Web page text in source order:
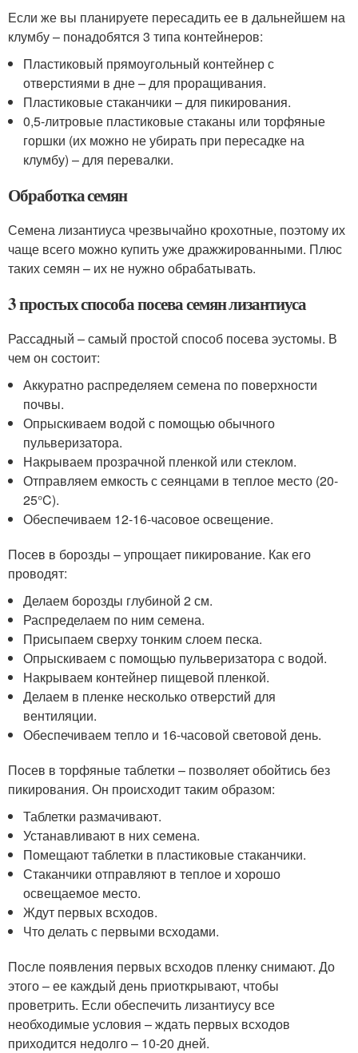
Если же вы планируете пересадить ее в дальнейшем на
клумбу – понадобятся 3 типа контейнеров:
Пластиковый прямоугольный контейнер с
отверстиями в дне – для проращивания.
Пластиковые стаканчики – для пикирования.
0,5-литровые пластиковые стаканы или торфяные
горшки (их можно не убирать при пересадке на
клумбу) – для перевалки.
Обработка семян
Семена лизантиуса чрезвычайно крохотные, поэтому их
чаще всего можно купить уже дражжированными. Плюс
таких семян – их не нужно обрабатывать.
3 простых способа посева семян лизантиуса
Рассадный – самый простой способ посева эустомы. В
чем он состоит:
Аккуратно распределяем семена по поверхности
почвы.
Опрыскиваем водой с помощью обычного
пульверизатора.
Накрываем прозрачной пленкой или стеклом.
Отправляем емкость с сеянцами в теплое место (20-
25°C).
Обеспечиваем 12-16-часовое освещение.
Посев в борозды – упрощает пикирование. Как его
проводят:
Делаем борозды глубиной 2 см.
Распределаем по ним семена.
Присыпаем сверху тонким слоем песка.
Опрыскиваем с помощью пульверизатора с водой.
Накрываем контейнер пищевой пленкой.
Делаем в пленке несколько отверстий для
вентиляции.
Обеспечиваем тепло и 16-часовой световой день.
Посев в торфяные таблетки – позволяет обойтись без
пикирования. Он происходит таким образом:
Таблетки размачивают.
Устанавливают в них семена.
Помещают таблетки в пластиковые стаканчики.
Стаканчики отправляют в теплое и хорошо
освещаемое место.
Ждут первых всходов.
Что делать с первыми всходами.
После появления первых всходов пленку снимают. До
этого – ее каждый день приоткрывают, чтобы
проветрить. Если обеспечить лизантиусу все
необходимые условия – ждать первых всходов
приходится недолго – 10-20 дней.